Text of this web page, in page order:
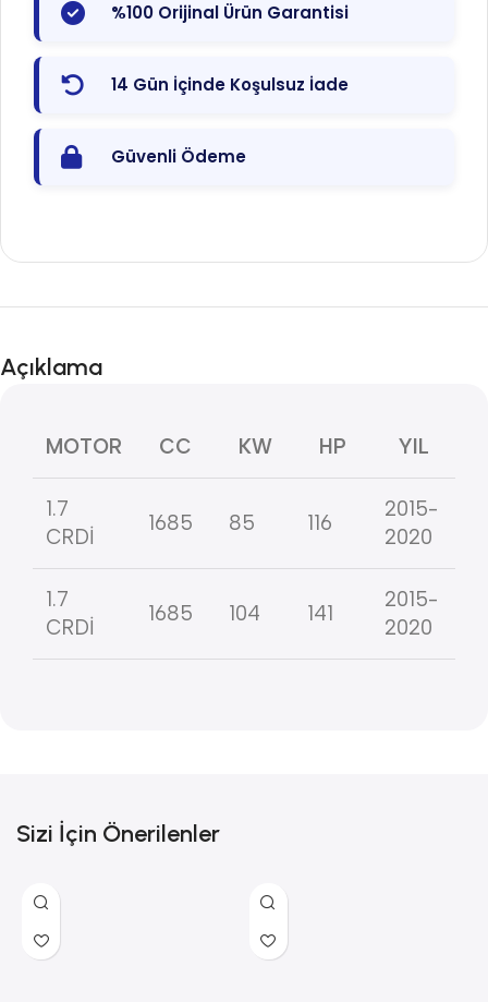
%100 Orijinal Ürün Garantisi
14 Gün İçinde Koşulsuz İade
Güvenli Ödeme
Açıklama
MOTOR CC KW HP YIL
1.7
CRDİ
1685 85 116
2015-
2020
1.7
CRDİ
1685 104 141
2015-
2020
Sizi İçin Önerilenler